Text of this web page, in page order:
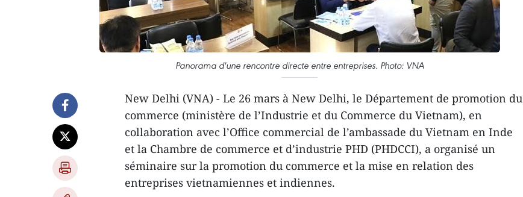
Panorama d'une rencontre directe entre entreprises. Photo: VNA
New Delhi (VNA) - Le 26 mars à New Delhi, le Département de promotion du
commerce (ministère de l’Industrie et du Commerce du Vietnam), en
collaboration avec l’Office commercial de l’ambassade du Vietnam en Inde
et la Chambre de commerce et d’industrie PHD (PHDCCI), a organisé un
séminaire sur la promotion du commerce et la mise en relation des
entreprises vietnamiennes et indiennes.